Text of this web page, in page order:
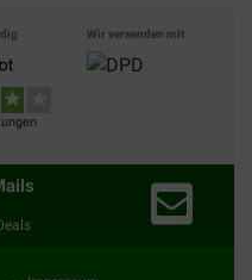
Wir versenden mit